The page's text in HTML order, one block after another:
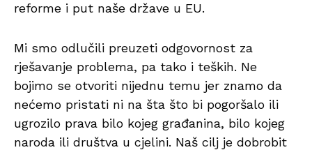
reforme i put naše države u EU.
Mi smo odlučili preuzeti odgovornost za
rješavanje problema, pa tako i teških. Ne
bojimo se otvoriti nijednu temu jer znamo da
nećemo pristati ni na šta što bi pogoršalo ili
ugrozilo prava bilo kojeg građanina, bilo kojeg
naroda ili društva u cjelini. Naš cilj je dobrobit